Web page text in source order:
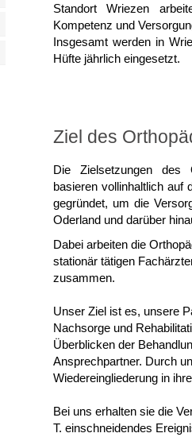
Standort Wriezen
Kompetenz und
Insgesamt werden in
Hüfte jährlich eingesetzt.
Ziel des
Die Zielsetzungen des
basieren vollinhaltlich auf
gegründet, um die
Oderland und darüber
Dabei arbeiten die
stationär tätigen
zusammen.
Unser Ziel ist es, unsere
Nachsorge und
Überblicken der
Ansprechpartner. Durch
Wiedereingliederung in
Bei uns erhalten sie die
T. einschneidendes